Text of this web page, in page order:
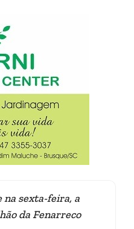
sexta-feira, a
da Fenarreco